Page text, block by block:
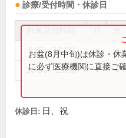
診療/受付時間・休診日
8:30～12:00 ● ●
16:30～19:00 ● ●
お盆(8月中旬)は休診・休
に必ず医療機関に直接ご
休診日: 日、祝